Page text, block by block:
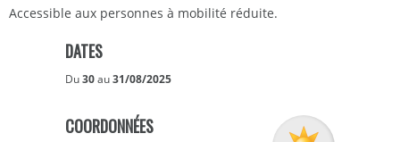
Accessible aux personnes à mobilité réduite.
DATES
Du30au31/08/2025
COORDONNÉES